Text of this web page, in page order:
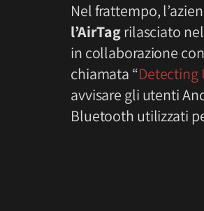
Nel frattempo,
l’AirTagrilasciato
in collaborazione
chiamata “Detecting
avvisare gli utenti
Bluetooth utilizzati